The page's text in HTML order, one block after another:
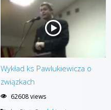
Wykład ks Pawlukiewicza o
związkach
62608 views